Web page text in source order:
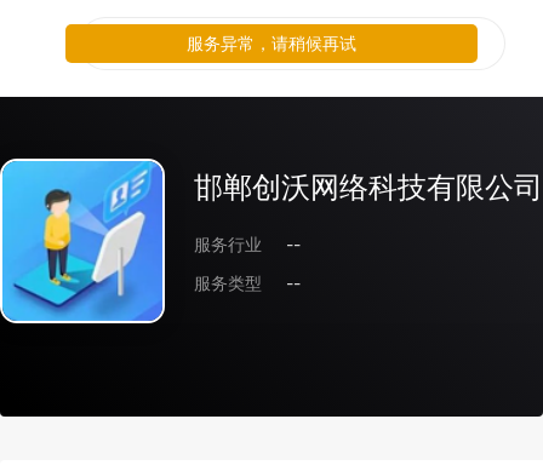
邯郸创沃网络科技有限公司
服务行业
--
服务类型
--
服务异常，请稍候再试